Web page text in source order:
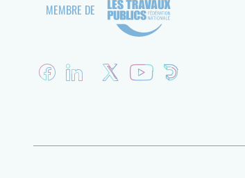
MEMBRE DE
Réseaux
sociaux